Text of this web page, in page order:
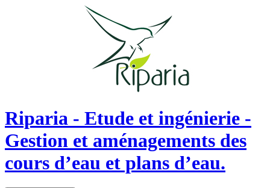
Riparia - Etude et ingénierie -
Gestion et aménagements des
cours d’eau et plans d’eau.